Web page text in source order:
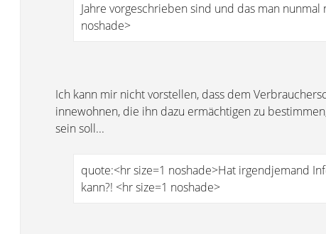
Jahre vorgeschrieben sind und das man
noshade>
Ich kann mir nicht vorstellen, dass dem
innewohnen, die ihn dazu ermächtigen zu
sein soll...
quote:<hr size=1 noshade>Hat irgendjemand
kann?! <hr size=1 noshade>